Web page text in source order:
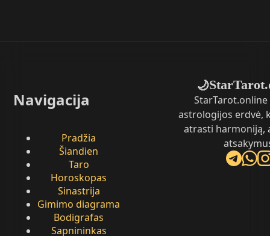
Navigacija
Pradžia
Šiandien
Taro
Horoskopas
Sinastrija
Gimimo diagrama
Bodigrafas
Sapnininkas
🌙
StarTarot.online
astrologijos erdvė,
atrasti harmoniją,